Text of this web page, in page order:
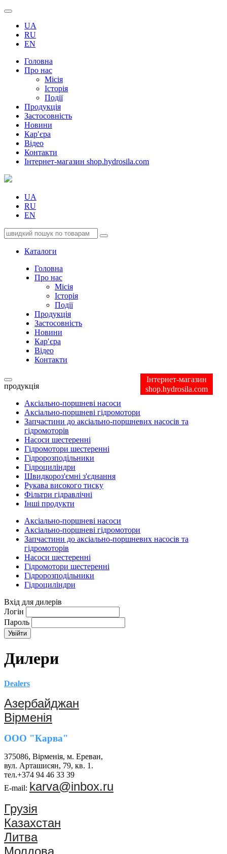
UA
RU
EN
Головна
Про нас
Місія
Історія
Події
Продукція
Застосовність
Новини
Кар′єра
Відео
Контакти
Інтернет-магазин shop.hydrosila.com
UA
RU
EN
Каталоги
Головна
Про нас
Місія
Історія
Події
Продукція
Застосовність
Новини
Кар′єра
Відео
Контакти
Інтернет-магазин
shop.hydrosila.com
продукція
Аксіально-поршневі насоси
Аксіально-поршневі гідромотори
Запчастини до аксіально-поршневих насосів та
гідромоторів
Насоси шестеренні
Гідромотори шестеренні
Гідророзподільники
Гідроциліндри
Швидкороз'ємні з'єднання
Рукава високого тиску
Фільтри гідравлічні
Інші продукти
Аксіально-поршневі насоси
Аксіально-поршневі гідромотори
Запчастини до аксіально-поршневих насосів та
гідромоторів
Насоси шестеренні
Гідромотори шестеренні
Гідророзподільники
Гідроциліндри
Вхід для дилерів
Логін
Пароль
Дилери
Dealers
Азербайджан
Вірменія
ООО "Карва"
375086, Вірменія, м. Ереван,
вул. Арташисян, 79, кв. 1.
тел.+374 94 46 33 39
E-mail: karva@inbox.ru
Грузія
Казахстан
Литва
Молдова